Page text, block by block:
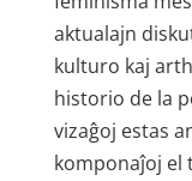
aktualajn
kulturo kaj
historio de la
vizaĝoj estas
komponaĵoj el